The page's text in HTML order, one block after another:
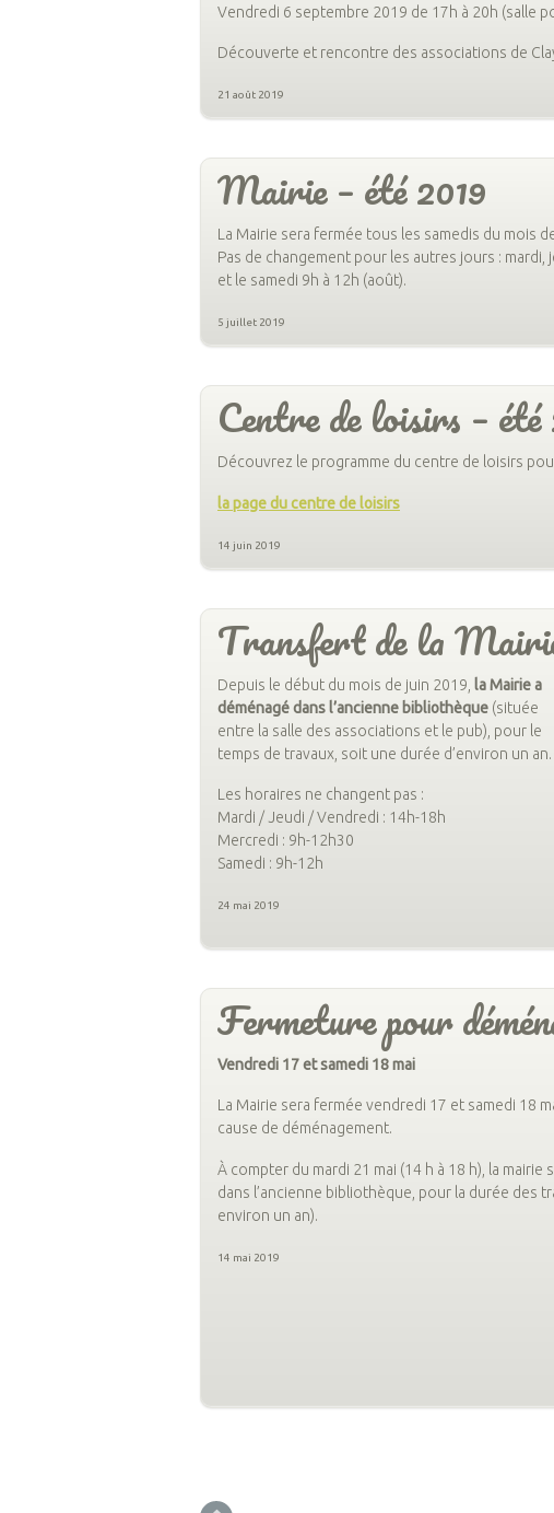
Vendredi 6 septembre 2019 de 17h à 20h (salle
Découverte et rencontre des associations de
21 août 2019
Mairie – été 2019
La Mairie sera fermée tous les samedis du mois
Pas de changement pour les autres jours :
et le samedi 9h à 12h (août).
5 juillet 2019
Centre de loisirs – été
Découvrez le programme du centre de loisirs
la page du centre de loisirs
14 juin 2019
Transfert de la
Depuis le début du mois de juin 2019, la Mairie a
déménagé dans l’ancienne bibliothèque (située
entre la salle des associations et le pub), pour le
temps de travaux, soit une durée d’environ un an.
Les horaires ne changent pas :
Mardi / Jeudi / Vendredi : 14h-18h
Mercredi : 9h-12h30
Samedi : 9h-12h
24 mai 2019
Fermeture pour
Vendredi 17 et samedi 18 mai
La Mairie sera fermée vendredi 17 et samedi 18
cause de déménagement.
À compter du mardi 21 mai (14 h à 18 h), la mairie
dans l’ancienne bibliothèque, pour la durée des
environ un an).
14 mai 2019